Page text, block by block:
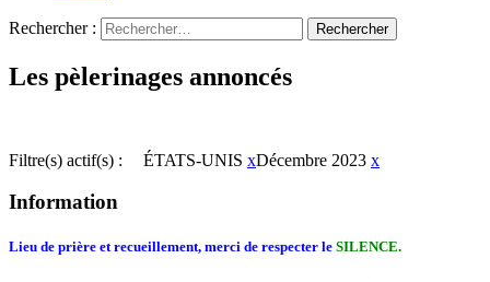
Rechercher :
Les pèlerinages annoncés
Filtre(s) actif(s) : ÉTATS-UNIS xDécembre 2023 x
Information
Lieu de prière et recueillement, merci de respecter le SILENCE.